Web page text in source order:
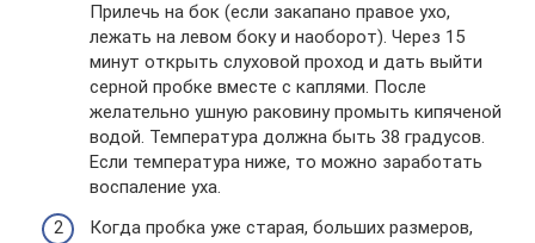
Прилечь на бок (если закапано правое ухо,
лежать на левом боку и наоборот). Через 15
минут открыть слуховой проход и дать выйти
серной пробке вместе с каплями. После
желательно ушную раковину промыть кипяченой
водой. Температура должна быть 38 градусов.
Если температура ниже, то можно заработать
воспаление уха.
Когда пробка уже старая, больших размеров,